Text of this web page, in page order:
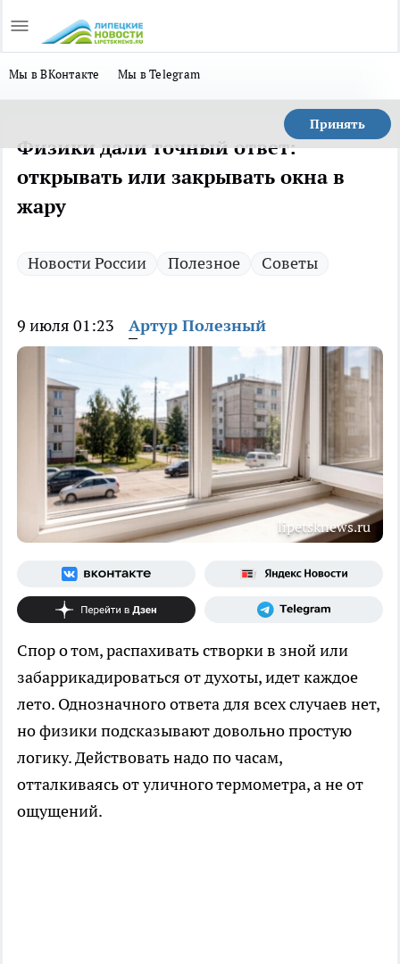
Мы в ВКонтакте Мы в Telegram
Принять
Физики дали точный ответ:
открывать или закрывать окна в
жару
Новости России Полезное Советы
9 июля 01:23 Артур Полезный
lipetsknews.ru
Спор о том, распахивать створки в зной или
забаррикадироваться от духоты, идет каждое
лето. Однозначного ответа для всех случаев нет,
но физики подсказывают довольно простую
логику. Действовать надо по часам,
отталкиваясь от уличного термометра, а не от
ощущений.